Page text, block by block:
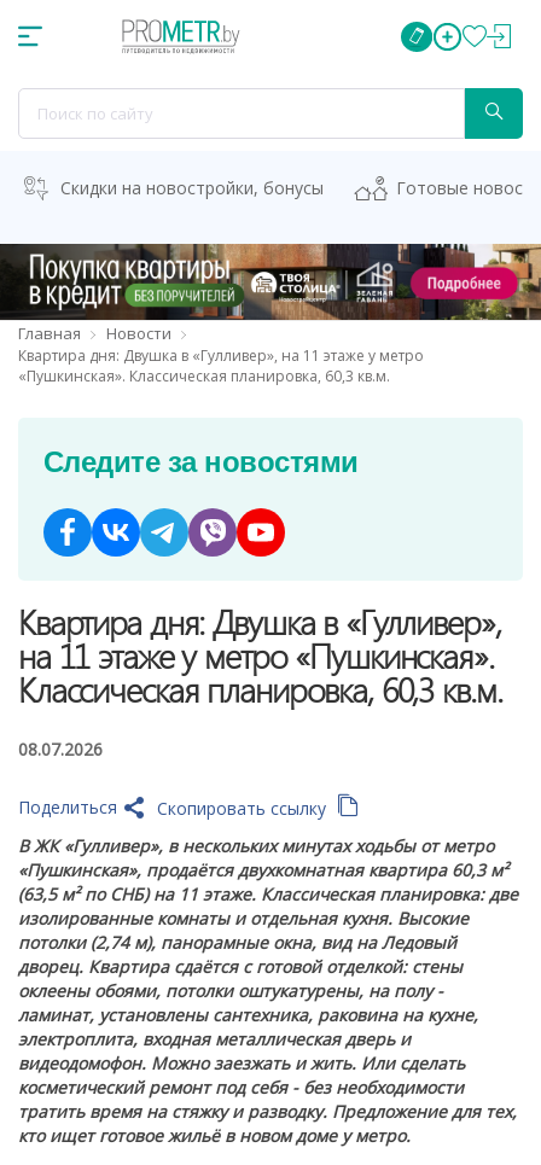
Скидки на новостройки, бонусы Готовые
Главная Новости
Квартира дня: Двушка в «Гулливер», на 11 этаже у метро
«Пушкинская». Классическая планировка, 60,3 кв.м.
Следите за новостями
Квартира дня: Двушка в «Гулливер»,
на 11 этаже у метро «Пушкинская».
Классическая планировка, 60,3 кв.м.
08.07.2026
Скопировать ссылку
Поделиться
В ЖК «Гулливер», в нескольких минутах ходьбы от метро
«Пушкинская», продаётся двухкомнатная квартира 60,3 м²
(63,5 м² по СНБ) на 11 этаже. Классическая планировка: две
изолированные комнаты и отдельная кухня. Высокие
потолки (2,74 м), панорамные окна, вид на Ледовый
дворец. Квартира сдаётся с готовой отделкой: стены
оклеены обоями, потолки оштукатурены, на полу -
ламинат, установлены сантехника, раковина на кухне,
электроплита, входная металлическая дверь и
видеодомофон. Можно заезжать и жить. Или сделать
косметический ремонт под себя - без необходимости
тратить время на стяжку и разводку. Предложение для тех,
кто ищет готовое жильё в новом доме у метро.